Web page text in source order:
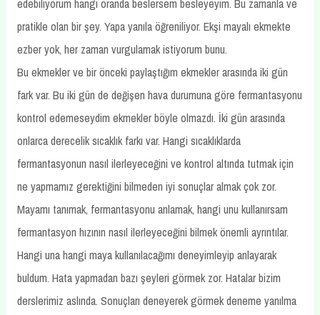
edebiliyorum hangi oranda beslersem besleyeyim. Bu zamanla ve
pratikle olan bir şey. Yapa yanıla öğreniliyor. Ekşi mayalı ekmekte
ezber yok, her zaman vurgulamak istiyorum bunu.
Bu ekmekler ve bir önceki paylaştığım ekmekler arasında iki gün
fark var. Bu iki gün de değişen hava durumuna göre fermantasyonu
kontrol edemeseydim ekmekler böyle olmazdı. İki gün arasında
onlarca derecelik sıcaklık farkı var. Hangi sıcaklıklarda
fermantasyonun nasıl ilerleyeceğini ve kontrol altında tutmak için
ne yapmamız gerektiğini bilmeden iyi sonuçlar almak çok zor.
Mayamı tanımak, fermantasyonu anlamak, hangi unu kullanırsam
fermantasyon hızının nasıl ilerleyeceğini bilmek önemli ayrıntılar.
Hangi una hangi maya kullanılacağımı deneyimleyip anlayarak
buldum. Hata yapmadan bazı şeyleri görmek zor. Hatalar bizim
derslerimiz aslında. Sonuçları deneyerek görmek deneme yanılma